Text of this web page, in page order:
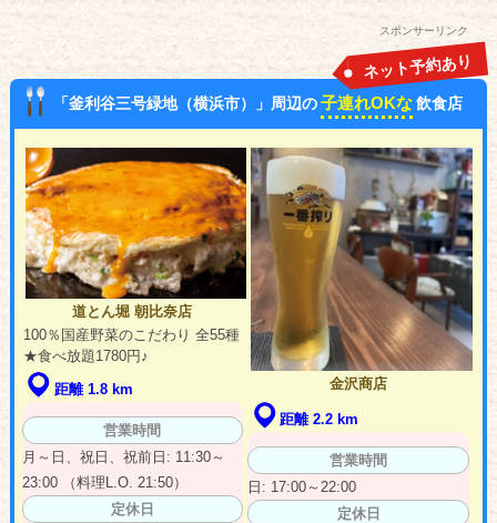
スポンサーリンク
「釜利谷三号緑地（横浜市）」周辺の子連れOKな 飲食店
ネット予約あり
道とん堀 朝比奈店
100％国産野菜のこだわり 全55種
★食べ放題1780円♪
距離 1.8 km
営業時間
月～日、祝日、祝前日: 11:30～
23:00 （料理L.O. 21:50）
定休日
金沢商店
距離 2.2 km
営業時間
日: 17:00～22:00
定休日